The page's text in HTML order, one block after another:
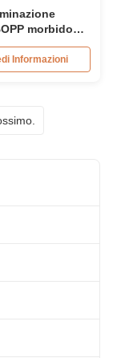
morbido
vernici UV
Informazioni